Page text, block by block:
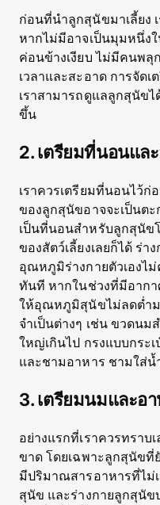
ก่อนที่นำลูกสุนัขมาเลี้ยง
หากไม่มีอาจเป็นมุมหนึ่ง
ค่อนข้างเงียบ ไม่มีคนพ
เวลาและสะอาด การจัด
เราสามารถดูแลลูกสุนัขไ
ขึ้น
2. เตรียมที่นอนแล
เราควรเตรียมที่นอนไว้
ของลูกสุนัขอาจจะเป็นต
เป็นที่นอนสำหรับลูกสุนัข
ของสัตว์เลี้ยงเลยก็ได้ ร่
อุณหภูมิร่างกายตัวเองไ
ทันที หากในช่วงที่มีอากา
ให้อุณหภูมิสุนัขไม่ลดต่ำ
จำเป็นต่างๆ เช่น ขวดน
ใหญ่เกินไป กรงแบบกระ
และชามอาหาร ชามใส่น้
3. เตรียมนมและอ
อย่างแรกที่เราควรทรา
ขาด โดยเฉพาะลูกสุนัขที่
มีปริมาณสารอาหารที่ไม่
สุนัข และร่างกายลูกสุนัข